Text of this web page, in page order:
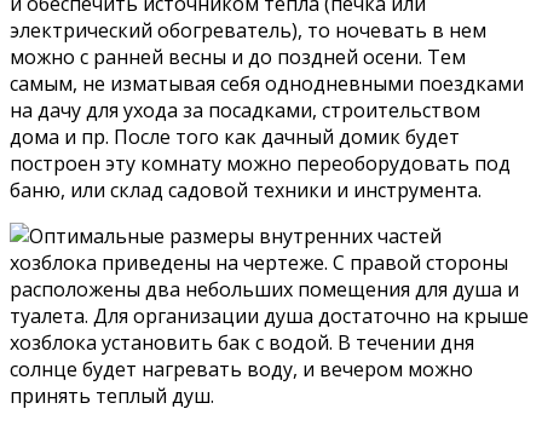
электрический обогреватель), то ночевать в нем
можно с ранней весны и до поздней осени. Тем
самым, не изматывая себя однодневными поездками
на дачу для ухода за посадками, строительством
дома и пр. После того как дачный домик будет
построен эту комнату можно переоборудовать под
баню, или склад садовой техники и инструмента.